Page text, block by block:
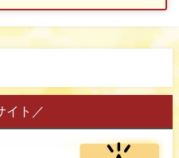
イト／